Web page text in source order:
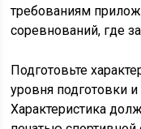
требованиям
соревнований, где
Подготовьте
уровня подготовки
Характеристика